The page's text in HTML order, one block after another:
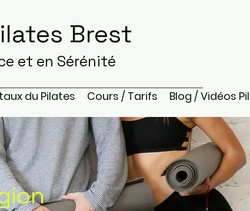
Brest
et en Sérénité
du Pilates Cours / Tarifs Blog / Vidéos